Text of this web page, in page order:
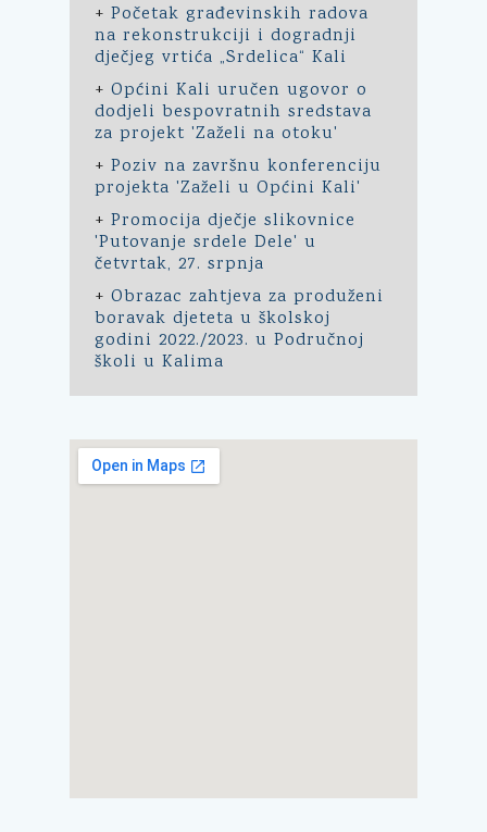
+ Početak građevinskih radova
na rekonstrukciji i dogradnji
dječjeg vrtića „Srdelica“ Kali
+ Općini Kali uručen ugovor o
dodjeli bespovratnih sredstava
za projekt 'Zaželi na otoku'
+ Poziv na završnu konferenciju
projekta 'Zaželi u Općini Kali'
+ Promocija dječje slikovnice
'Putovanje srdele Dele' u
četvrtak, 27. srpnja
+ Obrazac zahtjeva za produženi
boravak djeteta u školskoj
godini 2022./2023. u Područnoj
školi u Kalima